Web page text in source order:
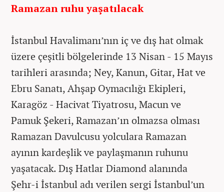
Ramazan ruhu yaşatılacak
İstanbul Havalimanı’nın iç ve dış hat olmak
üzere çeşitli bölgelerinde 13 Nisan - 15 Mayıs
tarihleri arasında; Ney, Kanun, Gitar, Hat ve
Ebru Sanatı, Ahşap Oymacılığı Ekipleri,
Karagöz - Hacivat Tiyatrosu, Macun ve
Pamuk Şekeri, Ramazan’ın olmazsa olması
Ramazan Davulcusu yolculara Ramazan
ayının kardeşlik ve paylaşmanın ruhunu
yaşatacak. Dış Hatlar Diamond alanında
Şehr-i İstanbul adı verilen sergi İstanbul’un